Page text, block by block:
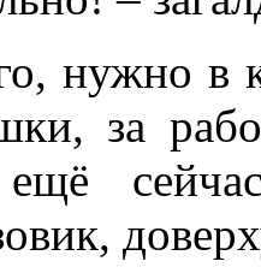
нужно в
за